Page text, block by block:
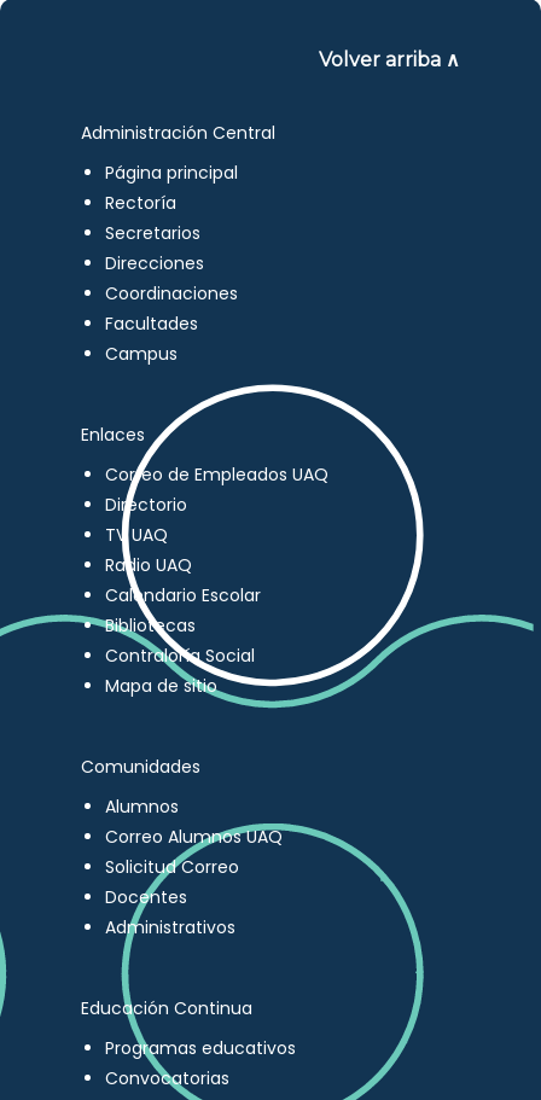
Volver arriba ∧
Administración Central
Página principal
Rectoría
Secretarios
Direcciones
Coordinaciones
Facultades
Campus
Enlaces
Correo de Empleados UAQ
Directorio
TV UAQ
Radio UAQ
Calendario Escolar
Bibliotecas
Contraloría Social
Mapa de sitio
Comunidades
Alumnos
Correo Alumnos UAQ
Solicitud Correo
Docentes
Administrativos
Educación Continua
Programas educativos
Convocatorias